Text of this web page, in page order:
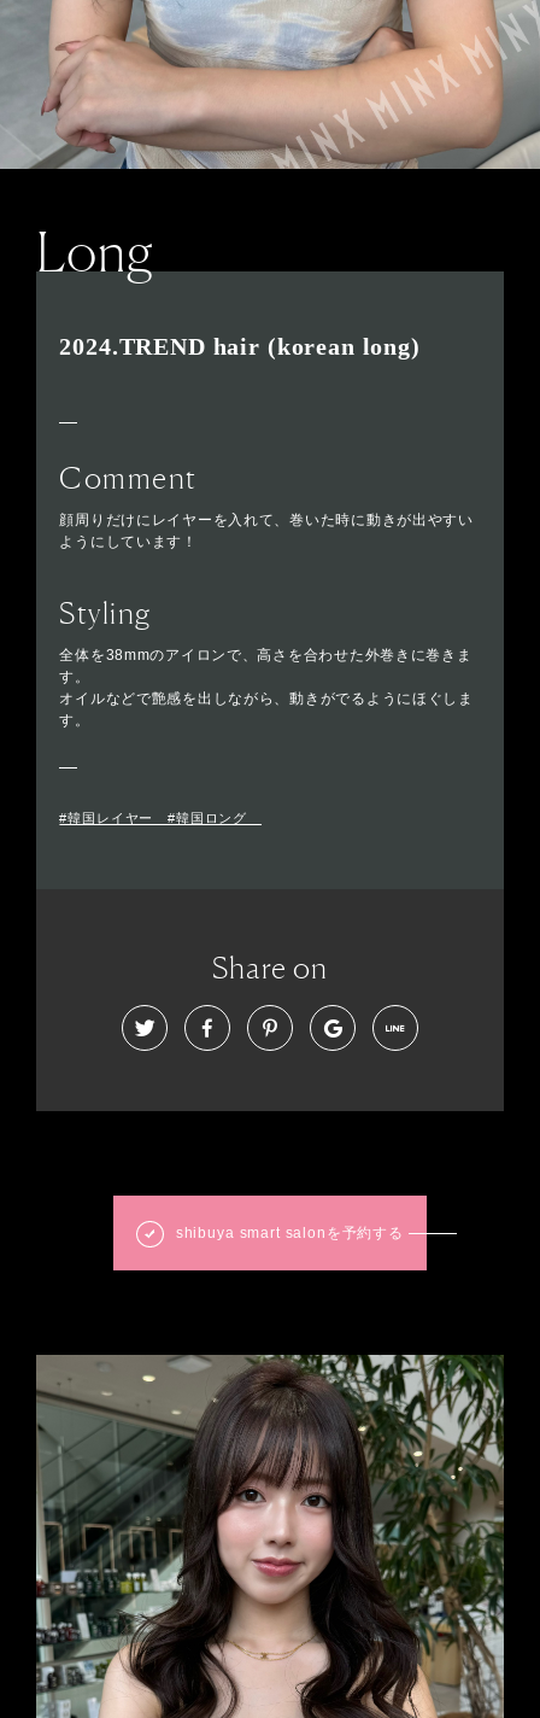
Long
2024.TREND hair (korean long)
Comment
顔周りだけにレイヤーを入れて、巻いた時に動きが出やすい
ようにしています！
Styling
全体を38mmのアイロンで、高さを合わせた外巻きに巻きま
す。
オイルなどで艶感を出しながら、動きがでるようにほぐしま
す。
#韓国レイヤー #韓国ロング
Share on
shibuya smart salonを予約する